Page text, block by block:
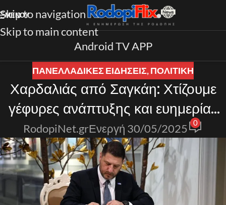
Skip to navigation
Skip to main content
ΜΕΝΟΎ
Android TV APP
ΠΑΝΕΛΛΑΔΙΚΈΣ ΕΙΔΉΣΕΙΣ,ΠΟΛΙΤΙΚΗ
Χαρδαλιάς από Σαγκάη: Χτίζουμε
γέφυρες ανάπτυξης και ευημερίας
με αμοιβαία οφέλη για τους λαούς
μας
RodopiNet.grΕνεργή 30/05/2025 0